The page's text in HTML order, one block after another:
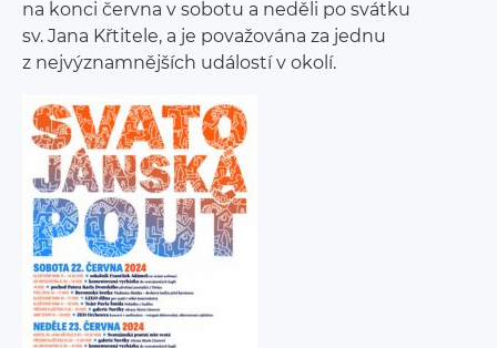
na konci června v sobotu a neděli po svátku
sv. Jana Křtitele, a je považována za jednu
z nejvýznamnějších událostí v okolí.